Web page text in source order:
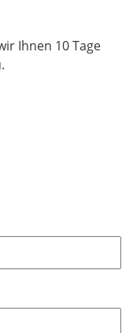
Ihnen 10 Tage